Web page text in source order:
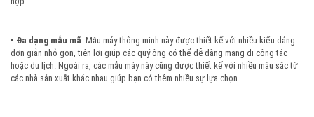
▪️ Đa dạng mẫu mã: Mẫu máy thông minh này được thiết kế với nhiều kiểu dáng
đơn giản nhỏ gọn, tiện lợi giúp các quý ông có thể dễ dàng mang đi công tác
hoặc du lịch. Ngoài ra, các mẫu máy này cũng được thiết kế với nhiều màu sắc từ
các nhà sản xuất khác nhau giúp bạn có thêm nhiều sự lựa chọn.